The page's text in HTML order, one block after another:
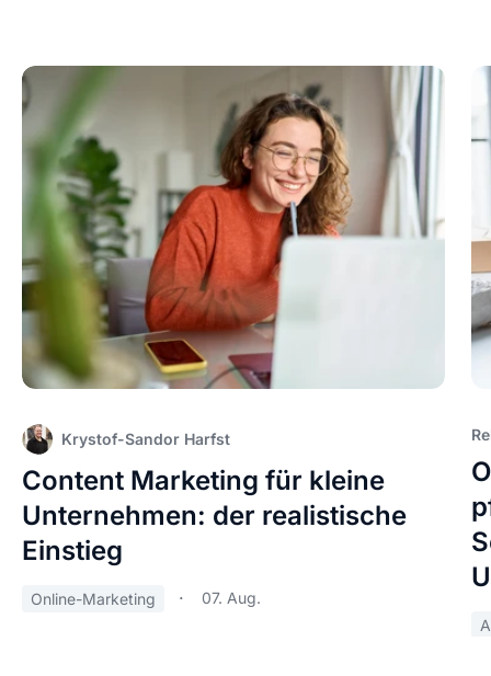
Krystof-Sandor Harfst
Content Marketing für kleine
Unternehmen: der realistische
Einstieg
Online-Marketing 07. Aug.